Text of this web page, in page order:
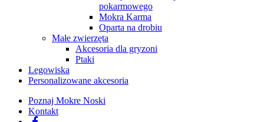
pokarmowego
Mokra Karma
Oparta na drobiu
Małe zwierzęta
Akcesoria dla gryzoni
Ptaki
Legowiska
Personalizowane akcesoria
Poznaj Mokre Noski
Kontakt